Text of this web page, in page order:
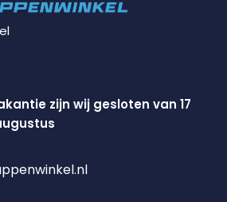
zijn wij gesloten van 17